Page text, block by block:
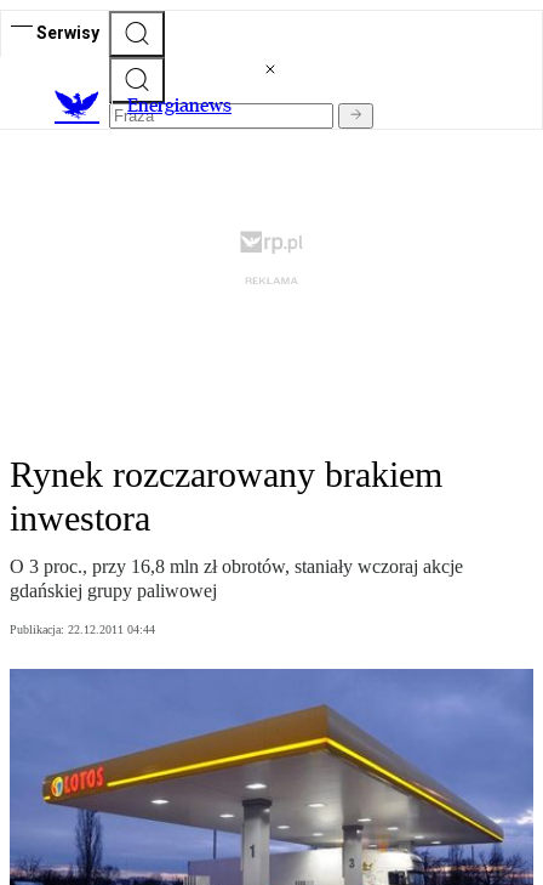
Serwisy
Energianews
Rynek rozczarowany brakiem
inwestora
O 3 proc., przy 16,8 mln zł obrotów, staniały wczoraj akcje
gdańskiej grupy paliwowej
Publikacja: 22.12.2011 04:44